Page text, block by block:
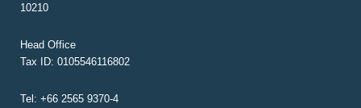
10210
Head Office
Tax ID: 0105546116802
Tel: +66 2565 9370-4